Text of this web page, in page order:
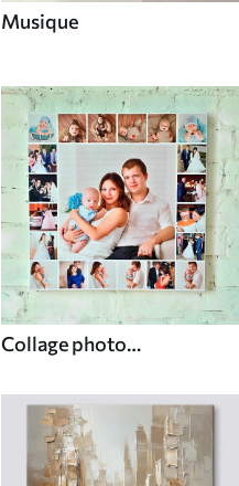
Musique
Collage photo